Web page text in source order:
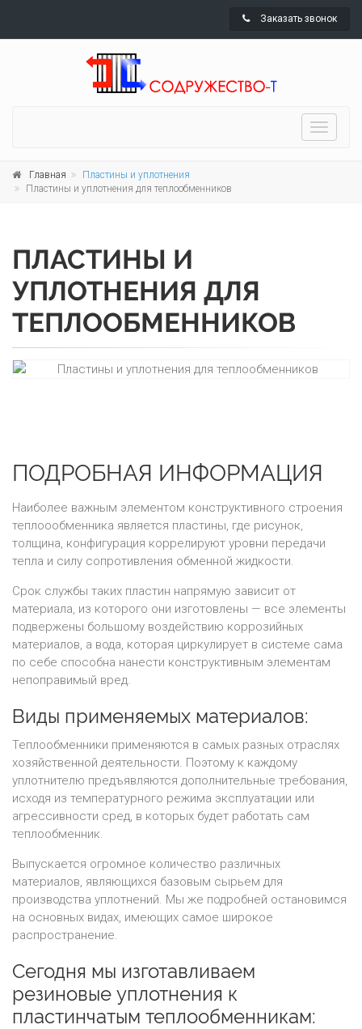
Заказать звонок
Toggle
Главная
Пластины и уплотнения
Пластины и уплотнения для теплообменников
ПЛАСТИНЫ И
УПЛОТНЕНИЯ ДЛЯ
ТЕПЛООБМЕННИКОВ
ПОДРОБНАЯ ИНФОРМАЦИЯ
Наиболее важным элементом конструктивного строения
теплоообменника является пластины, где рисунок,
толщина, конфигурация коррелируют уровни передачи
тепла и силу сопротивления обменной жидкости.
Срок службы таких пластин напрямую зависит от
материала, из которого они изготовлены — все элементы
подвержены большому воздействию коррозийных
материалов, а вода, которая циркулирует в системе сама
по себе способна нанести конструктивным элементам
непоправимый вред.
Виды применяемых материалов:
Теплообменники применяются в самых разных отраслях
хозяйственной деятельности. Поэтому к каждому
уплотнителю предъявляются дополнительные требования,
исходя из температурного режима эксплуатации или
агрессивности сред, в которых будет работать сам
теплообменник.
Выпускается огромное количество различных
материалов, являющихся базовым сырьем для
производства уплотнений. Мы же подробней остановимся
на основных видах, имеющих самое широкое
распространение.
Сегодня мы изготавливаем
резиновые уплотнения к
пластинчатым теплообменникам: